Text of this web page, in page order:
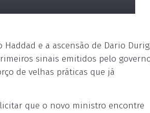
e a ascensão de Dario
sinais emitidos pelo
de velhas práticas que já
que o novo ministro encontre